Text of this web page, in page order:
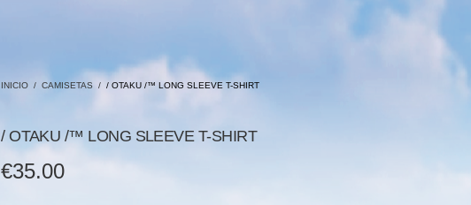
INICIO / CAMISETAS / / OTAKU /™ LONG SLEEVE T-SHIRT
/ OTAKU /™ LONG SLEEVE T-SHIRT
€35.00